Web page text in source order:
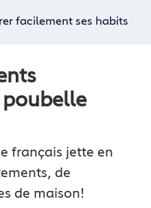
facilement ses habits
français jette en
de
de maison!